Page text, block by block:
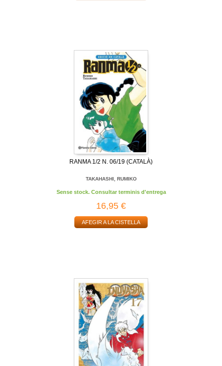
RANMA 1/2 N. 06/19 (CATALÀ)
TAKAHASHI, RUMIKO
Sense stock. Consultar terminis d'entrega
16,95 €
AFEGIR A LA CISTELLA